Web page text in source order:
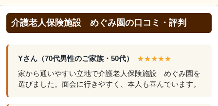
介護老人保険施設 めぐみ園の口コミ・評判
Yさん（70代男性のご家族・50代） ★★★★★
家から通いやすい立地で介護老人保険施設 めぐみ園を
選びました。面会に行きやすく、本人も喜んでいます。